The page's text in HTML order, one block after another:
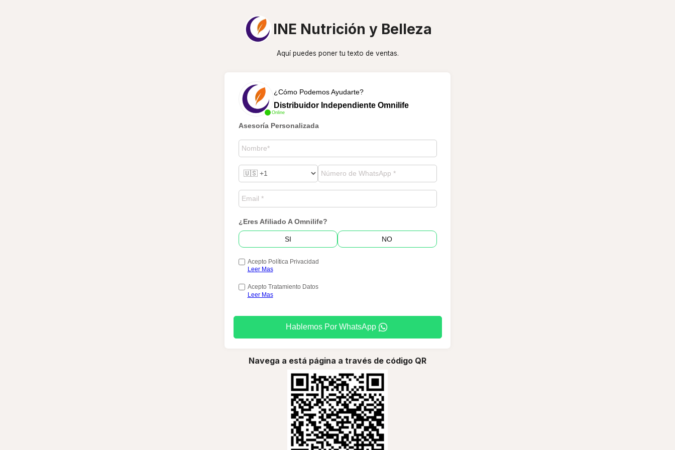
INE Nutrición y Belleza
Aquí puedes poner tu texto de ventas.
Online
¿Cómo Podemos Ayudarte?
Distribuidor Independiente Omnilife
Asesoría Personalizada
¿Eres Afiliado A Omnilife?
SI NO
Acepto Política Privacidad
Leer Mas
Acepto Tratamiento Datos
Leer Mas
Hablemos Por WhatsApp
Navega a está página a través de código QR